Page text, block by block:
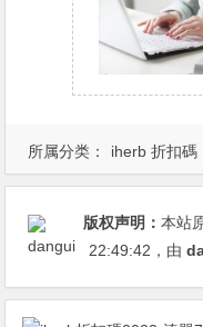
所属分类： iherb 折扣碼
版权声明：本站
22:49:42 ，由